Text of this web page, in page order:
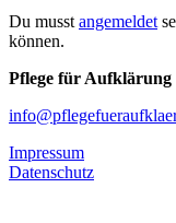
Du musst angemeldet
können.
Pflege für Aufklärung
Impressum
Datenschutz